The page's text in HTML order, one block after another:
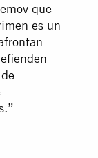
que
es un